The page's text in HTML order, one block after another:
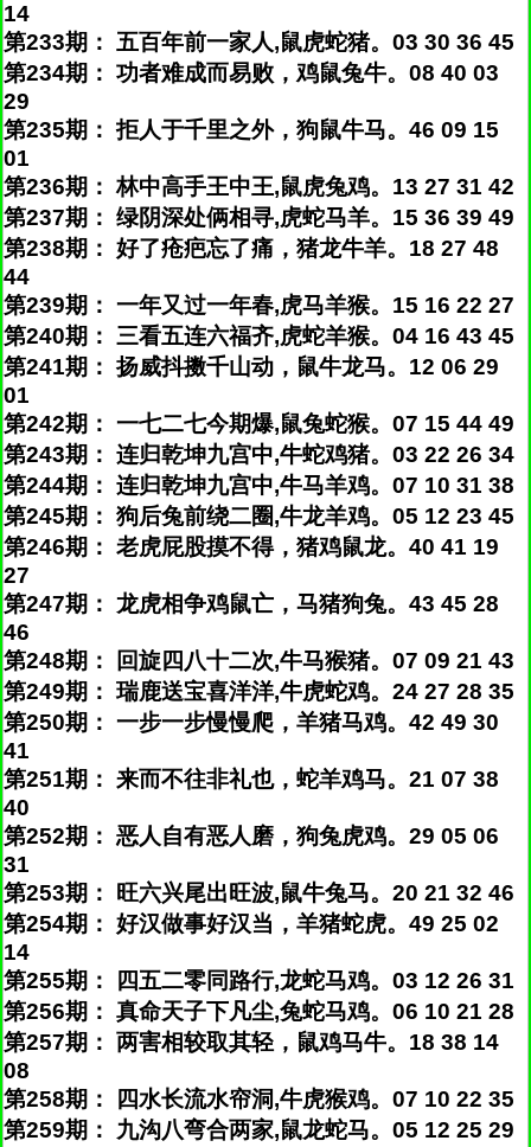
14
第233期： 五百年前一家人,鼠虎蛇猪。03 30 36 45
第234期： 功者难成而易败，鸡鼠兔牛。08 40 03
29
第235期： 拒人于千里之外，狗鼠牛马。46 09 15
01
第236期： 林中高手王中王,鼠虎兔鸡。13 27 31 42
第237期： 绿阴深处俩相寻,虎蛇马羊。15 36 39 49
第238期： 好了疮疤忘了痛，猪龙牛羊。18 27 48
44
第239期： 一年又过一年春,虎马羊猴。15 16 22 27
第240期： 三看五连六福齐,虎蛇羊猴。04 16 43 45
第241期： 扬威抖擞千山动，鼠牛龙马。12 06 29
01
第242期： 一七二七今期爆,鼠兔蛇猴。07 15 44 49
第243期： 连归乾坤九宫中,牛蛇鸡猪。03 22 26 34
第244期： 连归乾坤九宫中,牛马羊鸡。07 10 31 38
第245期： 狗后兔前绕二圈,牛龙羊鸡。05 12 23 45
第246期： 老虎屁股摸不得，猪鸡鼠龙。40 41 19
27
第247期： 龙虎相争鸡鼠亡，马猪狗兔。43 45 28
46
第248期： 回旋四八十二次,牛马猴猪。07 09 21 43
第249期： 瑞鹿送宝喜洋洋,牛虎蛇鸡。24 27 28 35
第250期： 一步一步慢慢爬，羊猪马鸡。42 49 30
41
第251期： 来而不往非礼也，蛇羊鸡马。21 07 38
40
第252期： 恶人自有恶人磨，狗兔虎鸡。29 05 06
31
第253期： 旺六兴尾出旺波,鼠牛兔马。20 21 32 46
第254期： 好汉做事好汉当，羊猪蛇虎。49 25 02
14
第255期： 四五二零同路行,龙蛇马鸡。03 12 26 31
第256期： 真命天子下凡尘,兔蛇马鸡。06 10 21 28
第257期： 两害相较取其轻，鼠鸡马牛。18 38 14
08
第258期： 四水长流水帘洞,牛虎猴鸡。07 10 22 35
第259期： 九沟八弯合两家,鼠龙蛇马。05 12 25 29